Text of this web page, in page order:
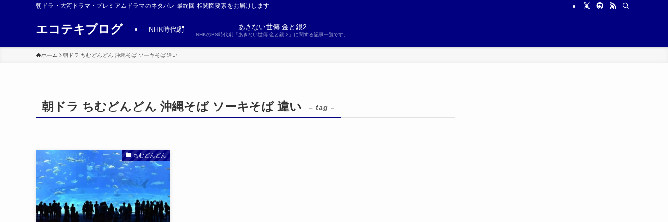
朝ドラ・大河ドラマ・プレミアムドラマのネタバレ 最終回 相関図要素をお届けします
エコテキブログ NHK時代劇 あきない世傳 金と銀2
NHKのBS時代劇「あきない世傳 金と銀 2」に関する記事一覧です。
ホーム 朝ドラ ちむどんどん 沖縄そば ソーキそば 違い
朝ドラ ちむどんどん 沖縄そば ソーキそば 違い – tag –
ちむどんどん